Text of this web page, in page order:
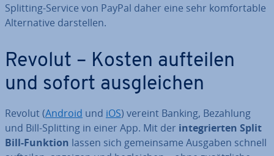
Splitting-Service von PayPal daher eine sehr kom­for­ta­ble
Al­ter­na­ti­ve dar­stel­len.
Revolut – Kosten aufteilen
und sofort aus­glei­chen
Revolut (Android und iOS) vereint Banking, Bezahlung
und Bill-Splitting in einer App. Mit der in­te­grier­ten Split
Bill-Funktion lassen sich ge­mein­sa­me Ausgaben schnell